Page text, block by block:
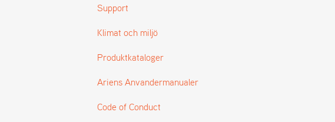
Support
Klimat och miljö
Produktkataloger
Ariens Anvandermanualer
Code of Conduct